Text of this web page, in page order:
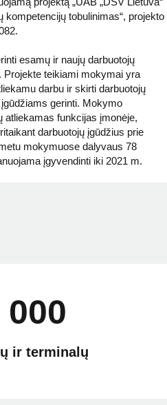
tobulinimas“, projekto
esamų ir naujų darbuotojų
Projekte teikiami mokymai yra
darbu ir skirti darbuotojų
gerinti. Mokymo
atliekamas funkcijas įmonėje,
darbuotojų įgūdžius prie
mokymuose dalyvaus 78
įgyvendinti iki 2021 m.
000
ir terminalų